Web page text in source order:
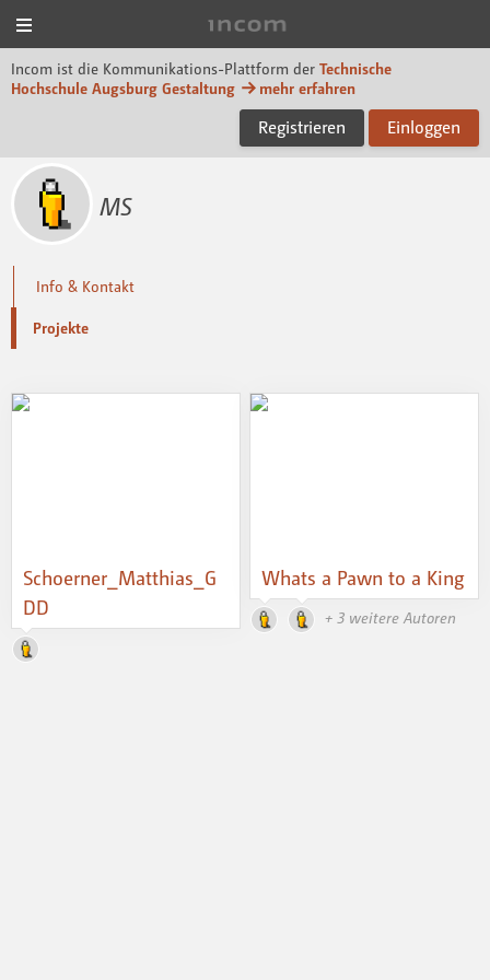
Incom ist die Kommunikations-Plattform der Technische
Hochschule Augsburg Gestaltung
mehr erfahren
Registrieren Einloggen
MS
Info & Kontakt
Projekte
Schoerner_Matthias_G
DD
Whats a Pawn to a King
+ 3 weitere Autoren